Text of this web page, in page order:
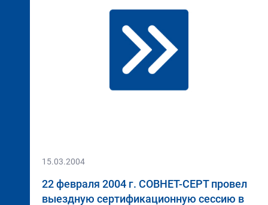
15.03.2004
22 февраля 2004 г. СОВНЕТ-СЕРТ провел
выездную сертификационную сессию в